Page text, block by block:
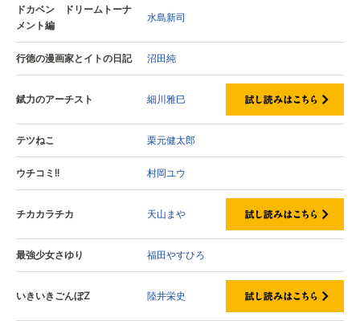
ドカベン ドリームトーナ
メント編
水島新司
行徳の漫画家とイトの日記 沼田純
錻力のアーチスト 細川雅巳
テツねこ 栗元健太郎
ウチコミ!! 村岡ユウ
チカカラチカ 天山まや
最強少女さゆり 福田やすひろ
いきいきごんぼZ 陸井栄史